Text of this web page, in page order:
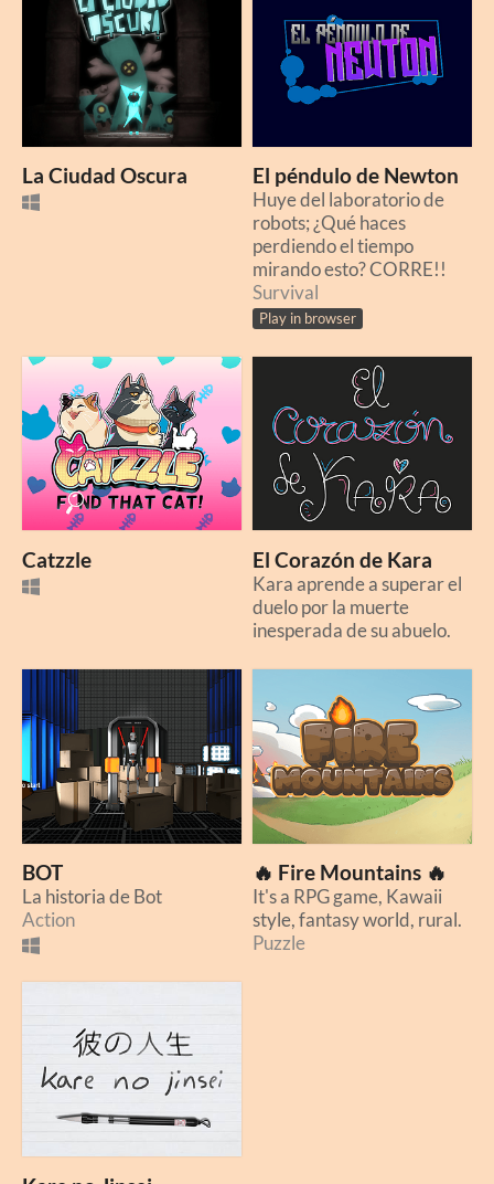
La Ciudad Oscura El péndulo de Newton
Huye del laboratorio de
robots; ¿Qué haces
perdiendo el tiempo
mirando esto? CORRE!!
Survival
Play in browser
Catzzle El Corazón de Kara
Kara aprende a superar el
duelo por la muerte
inesperada de su abuelo.
BOT
La historia de Bot
Action
🔥 Fire Mountains 🔥
It's a RPG game, Kawaii
style, fantasy world, rural.
Puzzle